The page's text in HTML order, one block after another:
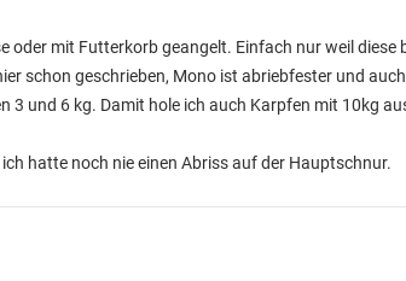
oder mit Futterkorb geangelt. Einfach nur weil diese
schon geschrieben, Mono ist abriebfester und
3 und 6 kg. Damit hole ich auch Karpfen mit 10kg
hatte noch nie einen Abriss auf der Hauptschnur.